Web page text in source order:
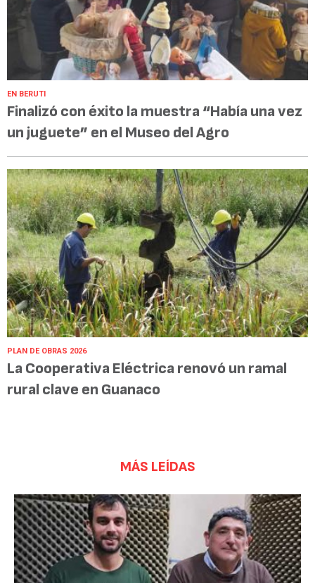
EN BERUTI
Finalizó con éxito la muestra “Había una vez
un juguete” en el Museo del Agro
PLAN DE OBRAS 2026
La Cooperativa Eléctrica renovó un ramal
rural clave en Guanaco
MÁS LEÍDAS